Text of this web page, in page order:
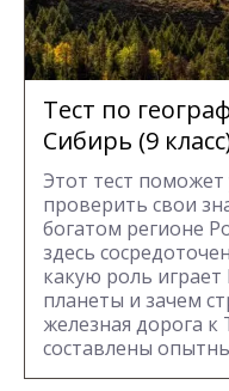
Тест по
Сибирь (9
Этот тест поможет
проверить свои
богатом регионе
здесь
какую роль играет
планеты и зачем
железная дорога
составлены